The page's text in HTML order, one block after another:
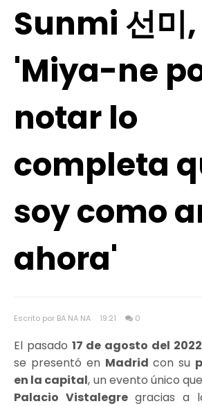
Sunmi 선미,
'Miya-ne
notar lo
completa
soy como
ahora'
Escrito por BA NA NA 19:21 0
El pasado 17 de agosto del 2022
se presentó en Madrid con su
en la capital, un evento único
Palacio Vistalegregracias a